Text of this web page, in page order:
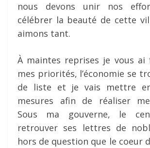
nous devons unir nos
célébrer la beauté de cette
aimons tant.
À maintes reprises je vous
mes priorités, l’économie se
de liste et je vais mettre
mesures afin de réaliser
Sous ma gouverne, le
retrouver ses lettres de
hors de question que le coeur